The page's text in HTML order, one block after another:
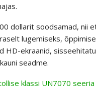
dollarit soodsamad, nii
lugemiseks,
HD-ekraanid,
seadme.
klassi UN7070